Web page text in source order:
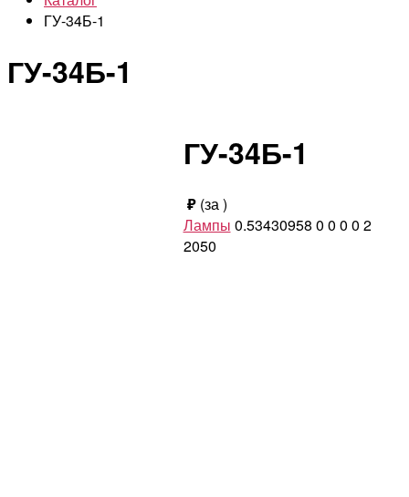
ГУ-34Б-1
ГУ-34Б-1
ГУ-34Б-1
₽ (за)
Лампы 0.53430958 0 0 0 0 2
2050